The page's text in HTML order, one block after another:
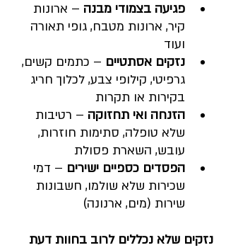
פגיעה בצמודי מבנה – ארונות
קיר, ארונות מטבח, גופי תאורה
ועוד
נזקים אסתטיים – כתמים קשים,
גרפיטי, קילופי צבע, לכלוך חריג
בקירות או תקרות
הזנחה ואי תחזוקה – רטיבות
שלא טופלה, סתימות חוזרות,
עובש, השארת פסולת
הפסדים כספיים ישירים – דמי
שכירות שלא שולמו, חשבונות
שירות (מים, ארנונה)
נזקים שלא נכללים לרוב בחוות דעת